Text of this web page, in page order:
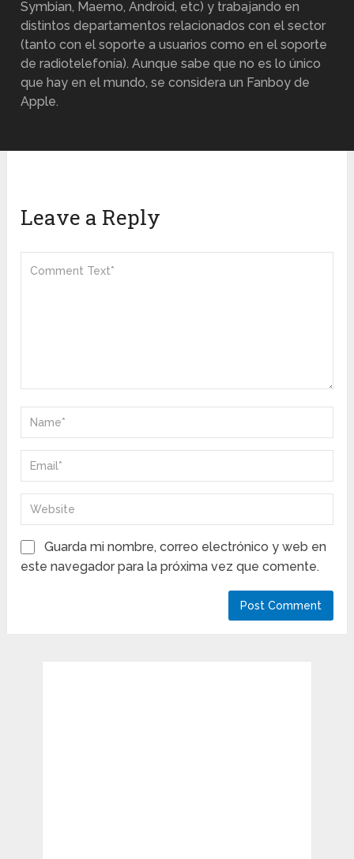
Symbian, Maemo, Android, etc) y trabajando en
distintos departamentos relacionados con el sector
(tanto con el soporte a usuarios como en el soporte
de radiotelefonía). Aunque sabe que no es lo único
que hay en el mundo, se considera un Fanboy de
Apple.
Leave a Reply
Guarda mi nombre, correo electrónico y web en
este navegador para la próxima vez que comente.